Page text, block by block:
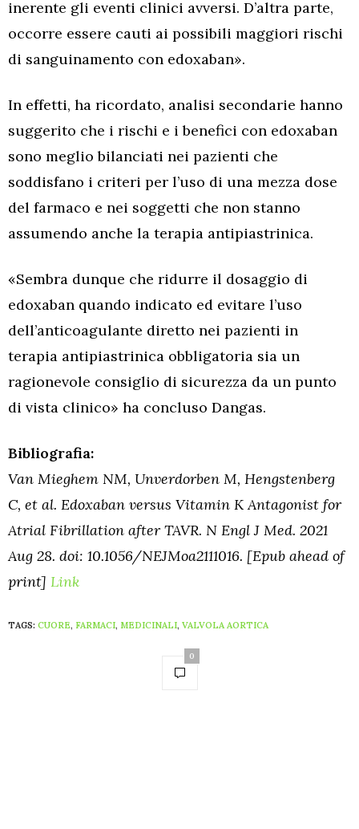
inerente gli eventi clinici avversi. D’altra parte,
occorre essere cauti ai possibili maggiori rischi
di sanguinamento con edoxaban».
In effetti, ha ricordato, analisi secondarie hanno
suggerito che i rischi e i benefici con edoxaban
sono meglio bilanciati nei pazienti che
soddisfano i criteri per l’uso di una mezza dose
del farmaco e nei soggetti che non stanno
assumendo anche la terapia antipiastrinica.
«Sembra dunque che ridurre il dosaggio di
edoxaban quando indicato ed evitare l’uso
dell’anticoagulante diretto nei pazienti in
terapia antipiastrinica obbligatoria sia un
ragionevole consiglio di sicurezza da un punto
di vista clinico» ha concluso Dangas.
Bibliografia:
Van Mieghem NM, Unverdorben M, Hengstenberg
C, et al. Edoxaban versus Vitamin K Antagonist for
Atrial Fibrillation after TAVR. N Engl J Med. 2021
Aug 28. doi: 10.1056/NEJMoa2111016. [Epub ahead of
print] Link
TAGS: CUORE, FARMACI, MEDICINALI, VALVOLA AORTICA
0